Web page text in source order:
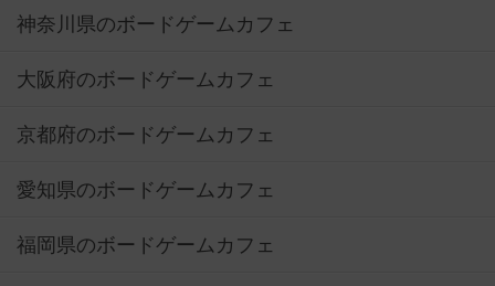
神奈川県のボードゲームカフェ
大阪府のボードゲームカフェ
京都府のボードゲームカフェ
愛知県のボードゲームカフェ
福岡県のボードゲームカフェ